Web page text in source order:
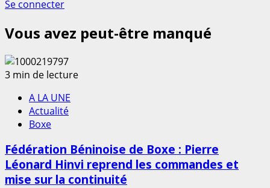
Se connecter
Vous avez peut-être manqué
3 min de lecture
A LA UNE
Actualité
Boxe
Fédération Béninoise de Boxe : Pierre
Léonard Hinvi reprend les commandes et
mise sur la continuité